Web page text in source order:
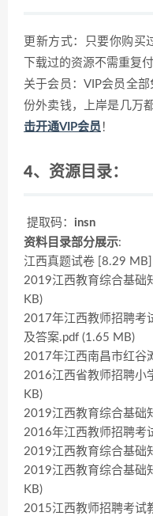
更新方式：只要你购买
下载过的资源不需重复
关于会员：VIP会员全
份外卖钱，上岸是几万
击开通VIP会员 ！
4、资源目录：
提取码： insn
资料目录部分展示:
江西真题试卷 [8.29 MB]
2019江西教育综合基础
KB)
2017年江西教师招聘考
及答案.pdf (1.65 MB)
2017年江西南昌市红谷
2016江西省教师招聘小
KB)
2019江西教育综合基础
2016年江西教师招聘考
2019江西教育综合基础
2019江西教育综合基础
KB)
2015江西教师招聘考试